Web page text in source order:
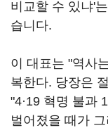
비교할 수 있냐'
습니다.
이 대표는 "역사
복한다. 당장은
"4·19 혁명 불과
벌어졌을 때가